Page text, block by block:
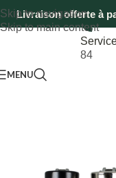
Skip to navigation
Skip to main content
Livraison offerte à
84
MENU